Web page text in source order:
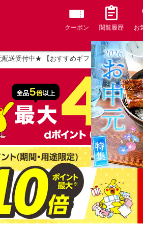
クーポン 閲覧履歴 お
配送受付中★ 【おすすめギフト】＼総合ラン